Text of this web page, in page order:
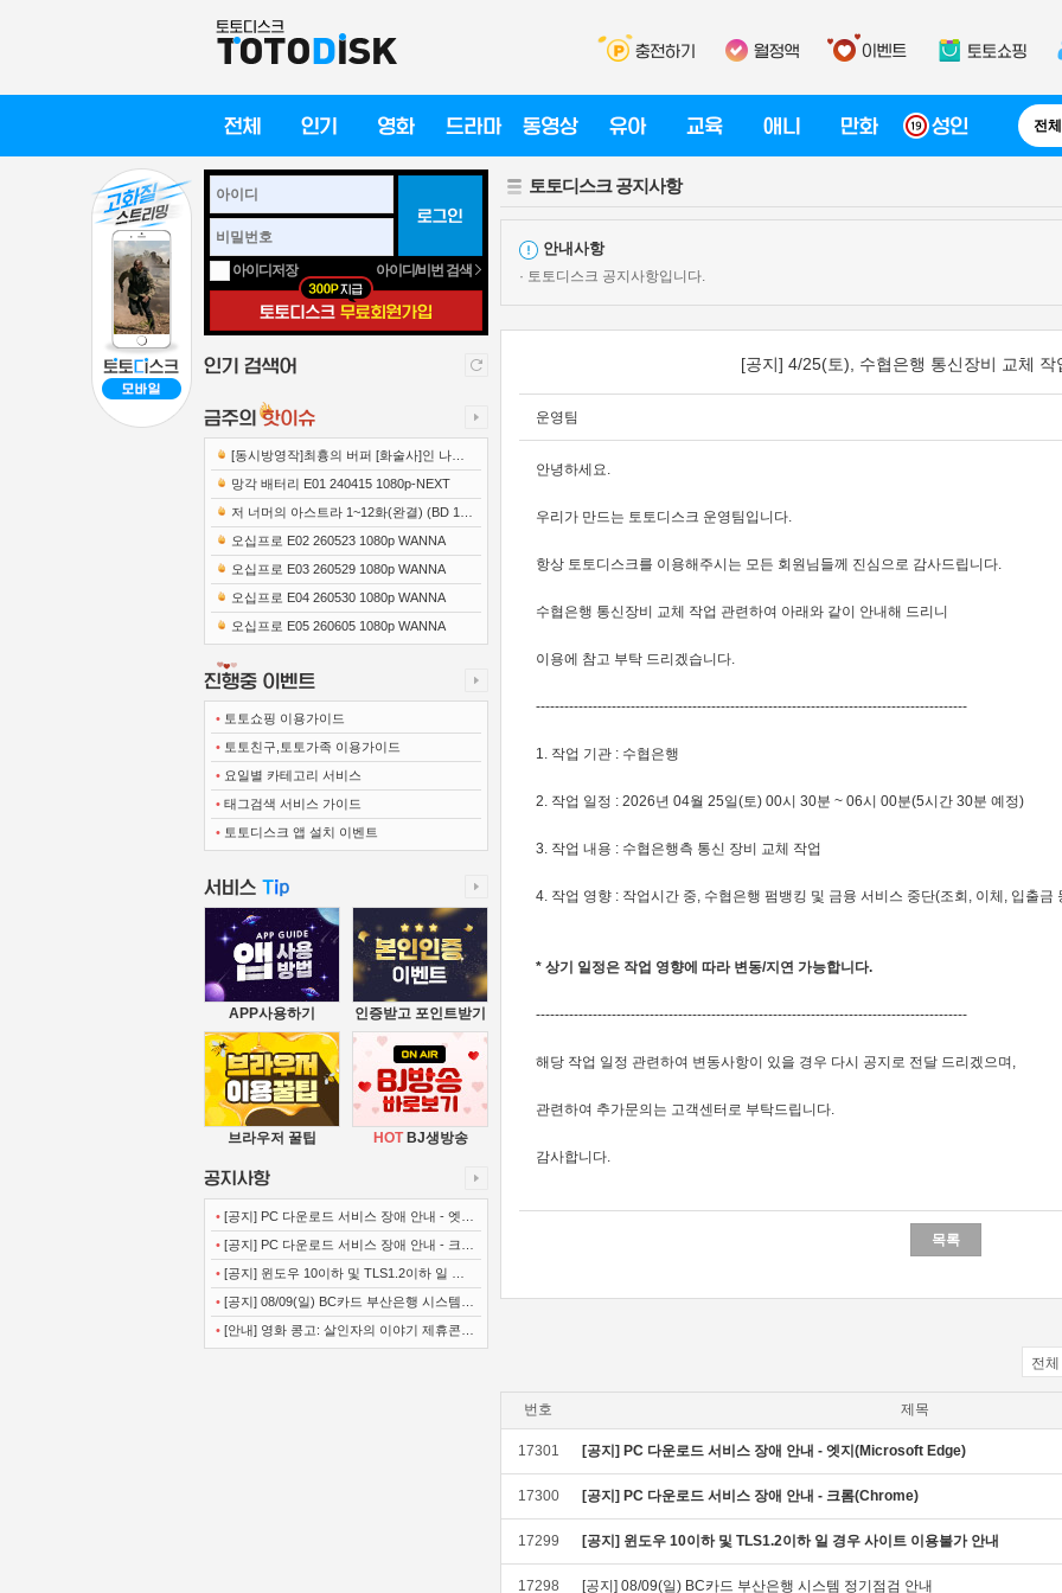
아이디저장 아이디/비번 검색
전체
[동시방영작]최흉의 버퍼 [화술사]인 나는
세계 최강 클랜을 이끈다 E12 241219 108..
망각 배터리 E01 240415 1080p-NEXT
저 너머의 아스트라 1~12화(완결) (BD 192
0x1080 x265-10Bit FLACx2)
오십프로 E02 260523 1080p WANNA
오십프로 E03 260529 1080p WANNA
오십프로 E04 260530 1080p WANNA
오십프로 E05 260605 1080p WANNA
• 토토쇼핑 이용가이드
• 토토친구,토토가족 이용가이드
• 요일별 카테고리 서비스
• 태그검색 서비스 가이드
• 토토디스크 앱 설치 이벤트
APP사용하기 인증받고 포인트받기
브라우저 꿀팁 HOTBJ생방송
• [공지] PC 다운로드 서비스 장애 안내 - 엣지
(Microsoft Edge)
• [공지] PC 다운로드 서비스 장애 안내 - 크롬
(Chrome)
• [공지] 윈도우 10이하 및 TLS1.2이하 일 경
우 사이트 이용불가 안내
• [공지] 08/09(일) BC카드 부산은행 시스템
정기점검 안내
• [안내] 영화 콩고: 살인자의 이야기 제휴콘텐
토토디스크 공지사항
안내사항
· 토토디스크 공지사항입니다.
[공지] 4/25(토), 수협은행 통신장비 교체 작
운영팀
안녕하세요.
우리가 만드는 토토디스크 운영팀입니다.
항상 토토디스크를 이용해주시는 모든 회원님들께 진심으로 감사드립니다.
수협은행 통신장비 교체 작업 관련하여 아래와 같이 안내해 드리니
이용에 참고 부탁 드리겠습니다.
-------------------------------------------------------------------------------------------
1. 작업 기관 : 수협은행
2. 작업 일정 : 2026년 04월 25일(토) 00시 30분 ~ 06시 00분(5시간 30분 예정)
3. 작업 내용 : 수협은행측 통신 장비 교체 작업
4. 작업 영향 : 작업시간 중, 수협은행 펌뱅킹 및 금융 서비스 중단(조회, 이체, 입출금
* 상기 일정은 작업 영향에 따라 변동/지연 가능합니다.
-------------------------------------------------------------------------------------------
해당 작업 일정 관련하여 변동사항이 있을 경우 다시 공지로 전달 드리겠으며,
관련하여 추가문의는 고객센터로 부탁드립니다.
감사합니다.
목록
전체
번호 제목
17301 [공지] PC 다운로드 서비스 장애 안내 - 엣지(Microsoft Edge)
17300 [공지] PC 다운로드 서비스 장애 안내 - 크롬(Chrome)
17299 [공지] 윈도우 10이하 및 TLS1.2이하 일 경우 사이트 이용불가 안내
17298 [공지] 08/09(일) BC카드 부산은행 시스템 정기점검 안내